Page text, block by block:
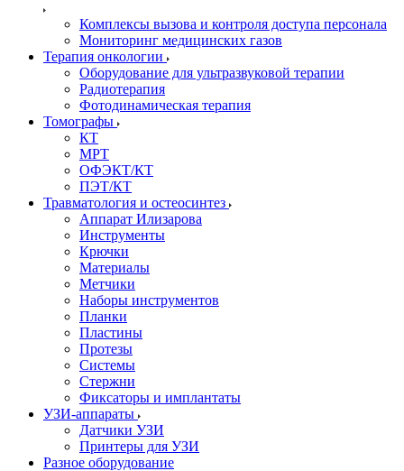
Комплексы вызова и контроля доступа персонала
Мониторинг медицинских газов
Терапия онкологии
Оборудование для ультразвуковой терапии
Радиотерапия
Фотодинамическая терапия
Томографы
КТ
МРТ
ОФЭКТ/КТ
ПЭТ/КТ
Травматология и остеосинтез
Аппарат Илизарова
Инструменты
Крючки
Материалы
Метчики
Наборы инструментов
Планки
Пластины
Протезы
Системы
Стержни
Фиксаторы и имплантаты
УЗИ-аппараты
Датчики УЗИ
Принтеры для УЗИ
Разное оборудование